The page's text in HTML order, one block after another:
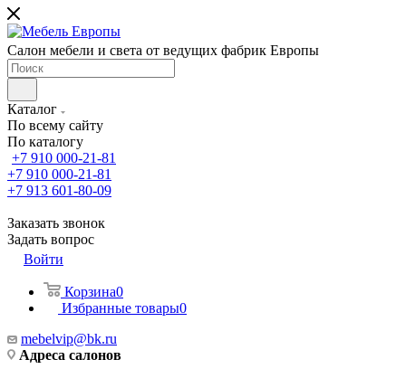
Салон мебели и света от ведущих фабрик Европы
Каталог
По всему сайту
По каталогу
+7 910 000-21-81
+7 910 000-21-81
+7 913 601-80-09
Заказать звонок
Задать вопрос
Войти
Корзина0
Избранные товары0
mebelvip@bk.ru
Адреса салонов